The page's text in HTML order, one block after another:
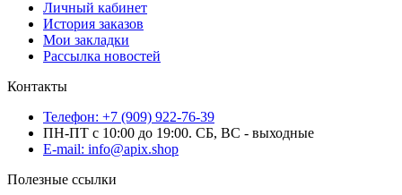
Личный кабинет
История заказов
Мои закладки
Рассылка новостей
Контакты
Телефон: +7 (909) 922-76-39
ПН-ПТ с 10:00 до 19:00. СБ, ВС - выходные
E-mail: info@apix.shop
Полезные ссылки